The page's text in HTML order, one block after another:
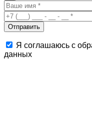
Я соглашаюсь с
данных